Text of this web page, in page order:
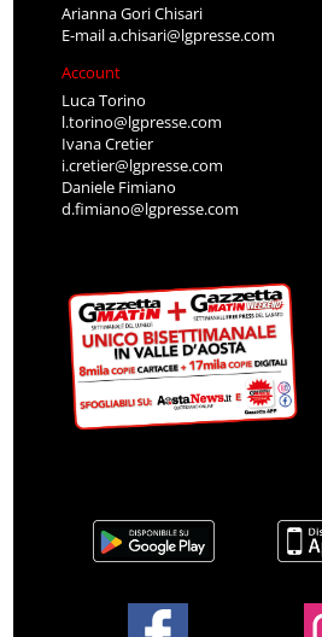
Arianna Gori Chisari
E-maila.chisari@lgpresse.com
Account
Luca Torino
l.torino@lgpresse.com
Ivana Cretier
i.cretier@lgpresse.com
Daniele Fimiano
d.fimiano@lgpresse.com